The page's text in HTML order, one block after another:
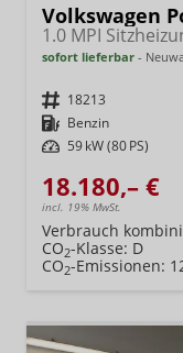
Volkswagen
sofort lieferbar
Fahrzeugnr. 18213
Kraftstoff Benzin
Leistung 59 kW (80 PS)
18.180,– €
incl. 19% MwSt.
Verbrauch
CO2-Klasse: D
CO2-Emissionen: